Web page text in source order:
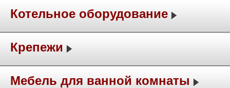
Котельное оборудование
Крепежи
Мебель для ванной комнаты